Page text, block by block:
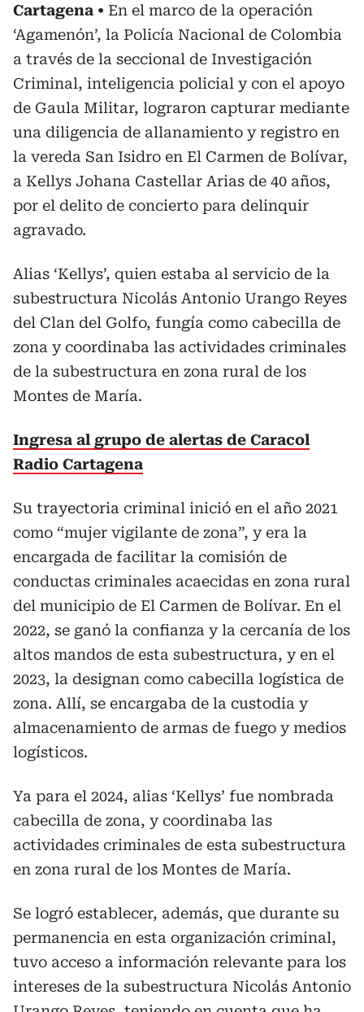
Cartagena
En el marco de la operación
‘Agamenón’, la Policía Nacional de Colombia
a través de la seccional de Investigación
Criminal, inteligencia policial y con el apoyo
de Gaula Militar, lograron capturar mediante
una diligencia de allanamiento y registro en
la vereda San Isidro en El Carmen de Bolívar,
a Kellys Johana Castellar Arias de 40 años,
por el delito de concierto para delinquir
agravado.
Alias ‘Kellys’, quien estaba al servicio de la
subestructura Nicolás Antonio Urango Reyes
del Clan del Golfo, fungía como cabecilla de
zona y coordinaba las actividades criminales
de la subestructura en zona rural de los
Montes de María.
Ingresa al grupo de alertas de Caracol
Radio Cartagena
Su trayectoria criminal inició en el año 2021
como “mujer vigilante de zona”, y era la
encargada de facilitar la comisión de
conductas criminales acaecidas en zona rural
del municipio de El Carmen de Bolívar. En el
2022, se ganó la confianza y la cercanía de los
altos mandos de esta subestructura, y en el
2023, la designan como cabecilla logística de
zona. Allí, se encargaba de la custodia y
almacenamiento de armas de fuego y medios
logísticos.
Ya para el 2024, alias ‘Kellys’ fue nombrada
cabecilla de zona, y coordinaba las
actividades criminales de esta subestructura
en zona rural de los Montes de María.
Se logró establecer, además, que durante su
permanencia en esta organización criminal,
tuvo acceso a información relevante para los
intereses de la subestructura Nicolás Antonio